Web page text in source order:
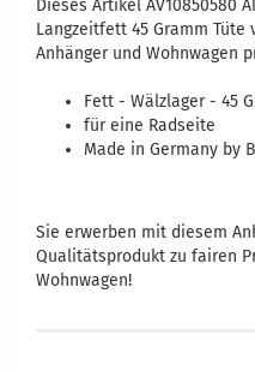
Dieses Artikel AV10850580
Langzeitfett 45 Gramm Tüte
Anhänger und Wohnwagen
Fett - Wälzlager - 45
für eine Radseite
Made in Germany by
Sie erwerben mit diesem
Qualitätsprodukt zu fairen
Wohnwagen!